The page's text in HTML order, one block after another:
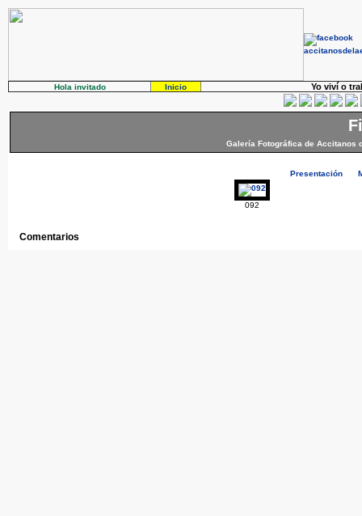
Hola invitado Inicio Yo viví o
Galería Fotográfica de Accitanos
Presentación
092
Comentarios